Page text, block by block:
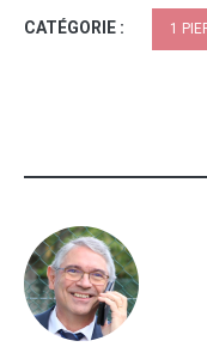
CATÉGORIE : 1